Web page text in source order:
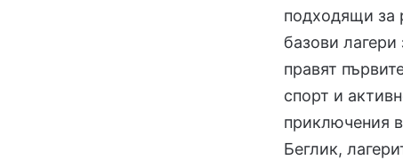
подходящи за
базови
правят
спорт и
приключения
Беглик,